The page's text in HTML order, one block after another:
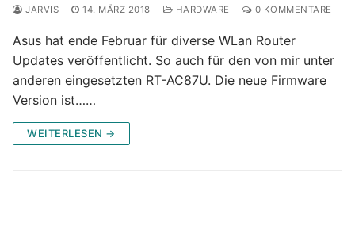
JARVIS 14. MÄRZ 2018 HARDWARE 0 KOMMENTARE
Asus hat ende Februar für diverse WLan Router
Updates veröffentlicht. So auch für den von mir unter
anderen eingesetzten RT-AC87U. Die neue Firmware
Version ist……
WEITERLESEN →